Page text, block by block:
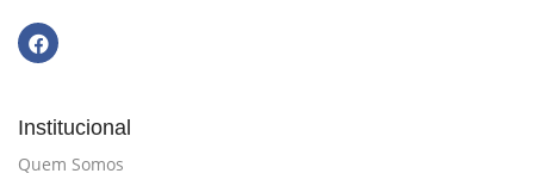
Institucional
Quem Somos